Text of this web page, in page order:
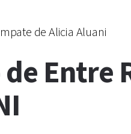
de Alicia Aluani
de Entre